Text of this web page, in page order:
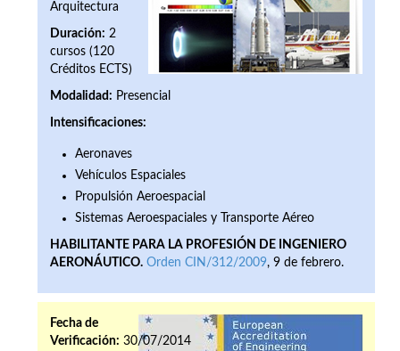
Arquitectura
Duración: 2
cursos (120
Créditos ECTS)
Modalidad: Presencial
Intensificaciones:
Aeronaves
Vehículos Espaciales
Propulsión Aeroespacial
Sistemas Aeroespaciales y Transporte Aéreo
HABILITANTE PARA LA PROFESIÓN DE INGENIERO
AERONÁUTICO. Orden CIN/312/2009, 9 de febrero.
Fecha de
Verificación: 30/07/2014